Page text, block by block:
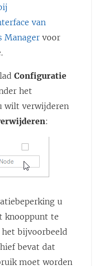
van
Manager voor
Configuratie
het
wilt verwijderen
:
u
knooppunt te
bijvoorbeeld
bevat dat
moet worden